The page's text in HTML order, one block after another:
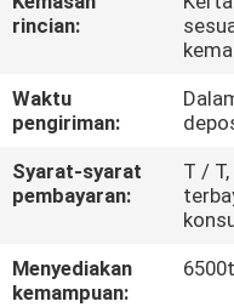
KONTROL
KUALITAS
HUBUNGI
KAMI
BERITA
rincian:
Waktu
pengiriman:
Syarat-syarat
pembayaran:
T /
Menyediakan
kemampuan: